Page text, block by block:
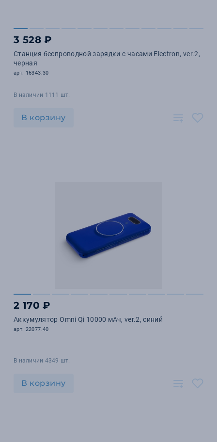
3 528 ₽
Станция беспроводной зарядки с часами Electron, ver.2,
черная
арт. 16343.30
В наличии 1111 шт.
В корзину
2 170 ₽
Аккумулятор Omni Qi 10000 мАч, ver.2, синий
арт. 22077.40
В наличии 4349 шт.
В корзину